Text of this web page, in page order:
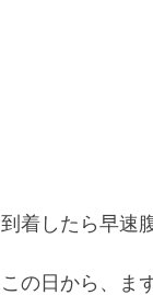
到着したら早速
この日から、ま